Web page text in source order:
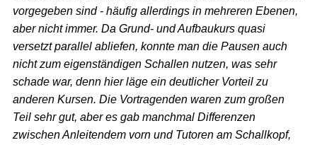
vorgegeben sind - häufig allerdings in mehreren Ebenen,
aber nicht immer. Da Grund- und Aufbaukurs quasi
versetzt parallel abliefen, konnte man die Pausen auch
nicht zum eigenständigen Schallen nutzen, was sehr
schade war, denn hier läge ein deutlicher Vorteil zu
anderen Kursen. Die Vortragenden waren zum großen
Teil sehr gut, aber es gab manchmal Differenzen
zwischen Anleitendem vorn und Tutoren am Schallkopf,